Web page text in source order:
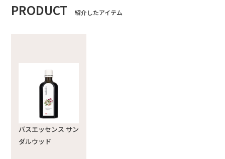
PRODUCT 紹介したアイテム
バスエッセンス サン
ダルウッド